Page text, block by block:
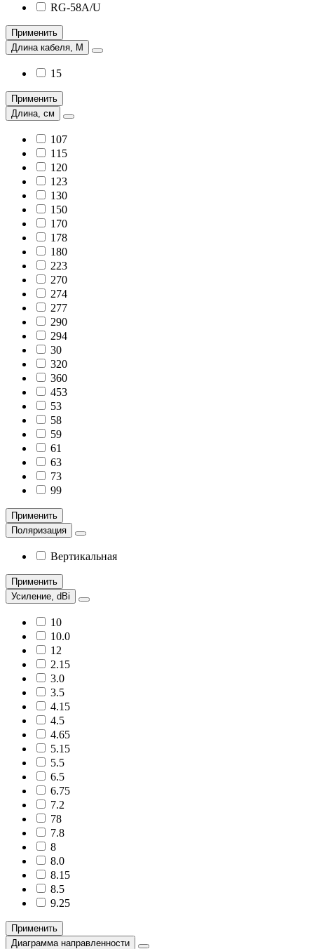
RG-58A/U
Применить
Длина кабеля, М
15
Применить
Длина, см
107
115
120
123
130
150
170
178
180
223
270
274
277
290
294
30
320
360
453
53
58
59
61
63
73
99
Применить
Поляризация
Вертикальная
Применить
Усиление, dBi
10
10.0
12
2.15
3.0
3.5
4.15
4.5
4.65
5.15
5.5
6.5
6.75
7.2
78
7.8
8
8.0
8.15
8.5
9.25
Применить
Диаграмма направленности